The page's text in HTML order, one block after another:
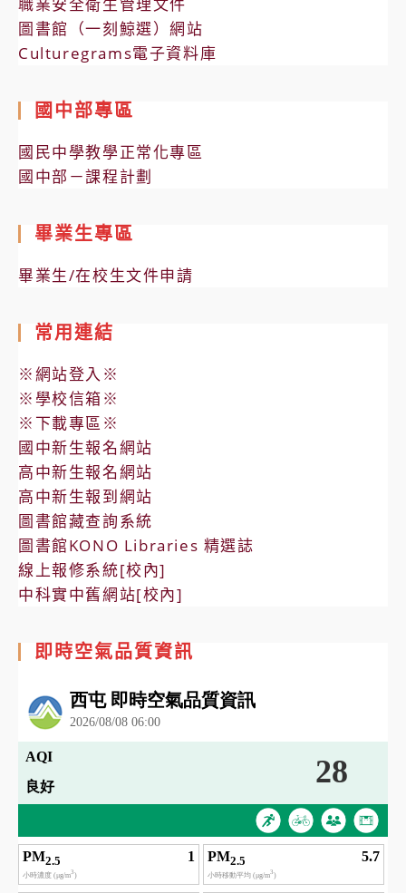
圖書館（一刻鯨選）網站
Culturegrams電子資料庫
國中部專區
國民中學教學正常化專區
國中部－課程計劃
畢業生專區
畢業生/在校生文件申請
常用連結
※網站登入※
※學校信箱※
※下載專區※
國中新生報名網站
高中新生報名網站
高中新生報到網站
圖書館藏查詢系統
圖書館KONO Libraries 精選誌
線上報修系統[校內]
中科實中舊網站[校內]
即時空氣品質資訊